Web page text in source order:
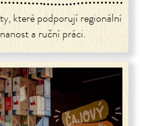
které podporují regionální
a ruční práci.